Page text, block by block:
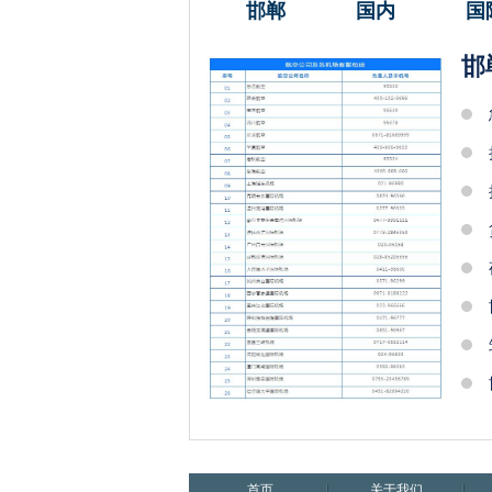
邯郸 国内 国
邯